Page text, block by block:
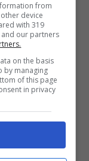
#88
from
device
with 319
and our partners
on the basis
by managing
of this page
in privacy